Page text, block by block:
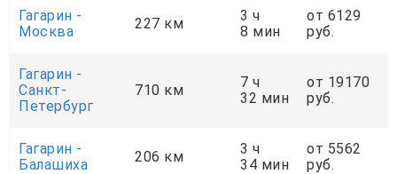
Гагарин -
Москва
227 км
3 ч
8 мин
от 6129
руб.
Гагарин -
Санкт-
Петербург
710 км
7 ч
32 мин
от 19170
руб.
Гагарин -
Балашиха
206 км
3 ч
34 мин
от 5562
руб.